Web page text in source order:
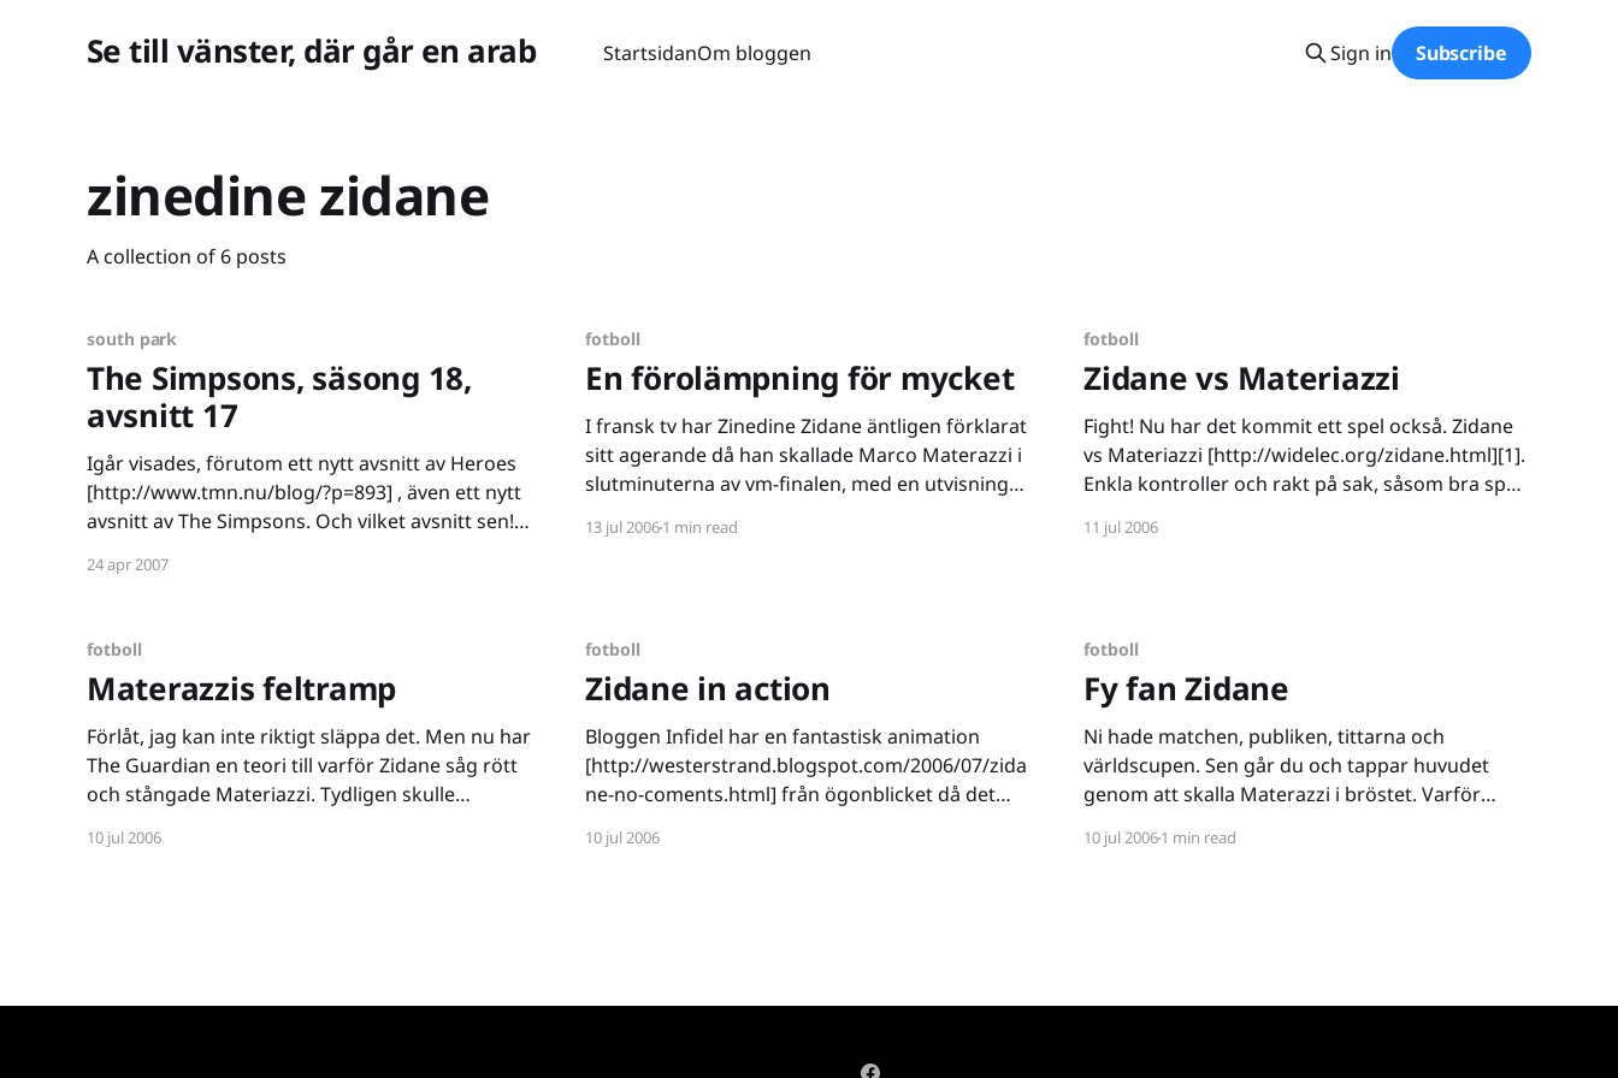
Se till vänster, där går en arab StartsidanOm bloggen Sign in Subscribe
zinedine zidane
A collection of 6 posts
south park
The Simpsons, säsong 18,
avsnitt 17
Igår visades, förutom ett nytt avsnitt av Heroes
[http://www.tmn.nu/blog/?p=893] , även ett nytt
avsnitt av The Simpsons. Och vilket avsnitt sen!
[http://www.tmn.nu/blog/?p=551] South Park-
24 apr 2007
fotboll
En förolämpning för mycket
I fransk tv har Zinedine Zidane äntligen förklarat
sitt agerande då han skallade Marco Materazzi i
slutminuterna av vm-finalen, med en utvisning
förolämpat hans mor och syster väldigt grovt.
13 jul 20061 min read
fotboll
Zidane vs Materiazzi
Fight! Nu har det kommit ett spel också. Zidane
vs Materiazzi [http://widelec.org/zidane.html][1].
Enkla kontroller och rakt på sak, såsom bra spel
perfekta straffet. Lås in Zizou och Mattan i ett
11 jul 2006
fotboll
Materazzis feltramp
Förlåt, jag kan inte riktigt släppa det. Men nu har
The Guardian en teori till varför Zidane såg rött
och stångade Materiazzi. Tydligen skulle
och med att Zidane är av algerisk bakgrund och
10 jul 2006
fotboll
Zidane in action
Bloggen Infidel har en fantastisk animation
[http://westerstrand.blogspot.com/2006/07/zida
ne-no-coments.html] från ögonblicket då det
Stackars Zizou, att bli ihågkommen för det här...
10 jul 2006
fotboll
Fy fan Zidane
Ni hade matchen, publiken, tittarna och
världscupen. Sen går du och tappar huvudet
genom att skalla Materazzi i bröstet. Varför
provoceras, du borde veta bättre. Speciellt med
10 jul 20061 min read